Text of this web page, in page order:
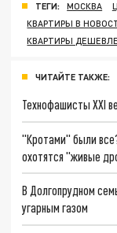
ТЕГИ: МОСКВА
КВАРТИРЫ В
КВАРТИРЫ
ЧИТАЙТЕ ТАКЖЕ:
Технофашисты XXI
"Кротами" были
охотятся "живые
В Долгопрудном
угарным газом